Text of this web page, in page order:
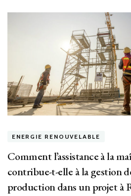
ENERGIE RENOUVELABLE
Comment l’assistance à la
contribue-t-elle à la gestion
production dans un projet à